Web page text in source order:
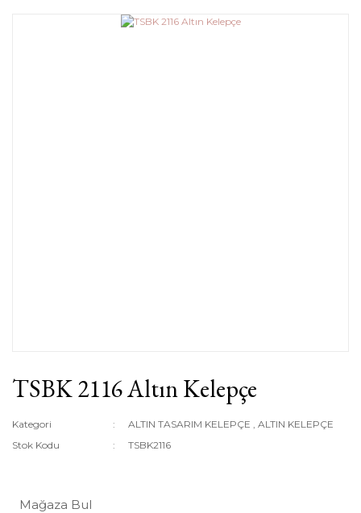
TSBK 2116 Altın Kelepçe
Kategori ALTIN TASARIM KELEPÇE ,ALTIN KELEPÇE
Stok Kodu
TSBK2116
Mağaza Bul